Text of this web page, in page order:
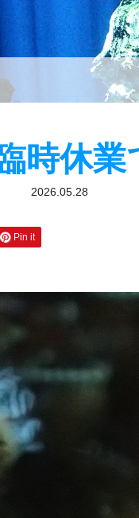
時休業
2026.05.28
Pin it